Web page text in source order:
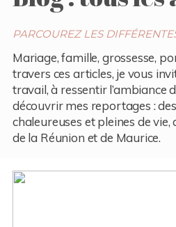
PARCOUREZ LES
Mariage, famille, grossesse,
travers ces articles, je vous
travail, à ressentir l’ambiance
découvrir mes reportages :
chaleureuses et pleines de vie,
de la Réunion et de Maurice.